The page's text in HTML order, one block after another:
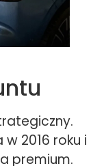
2016 roku i
premium.